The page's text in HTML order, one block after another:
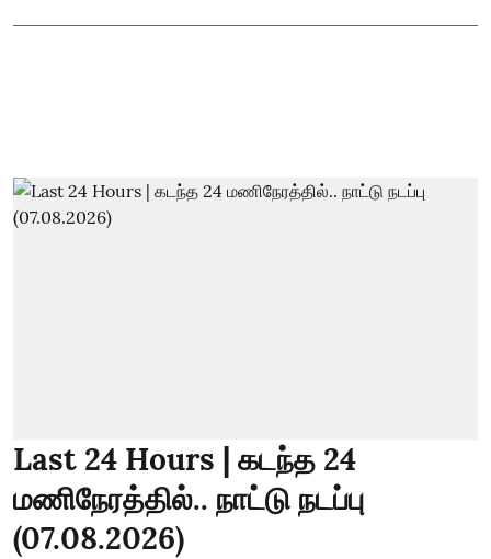
Last 24 Hours | கடந்த 24
மணிநேரத்தில்.. நாட்டு நடப்பு
(07.08.2026)